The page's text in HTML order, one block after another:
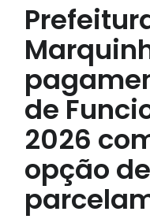
de
2026
opção de